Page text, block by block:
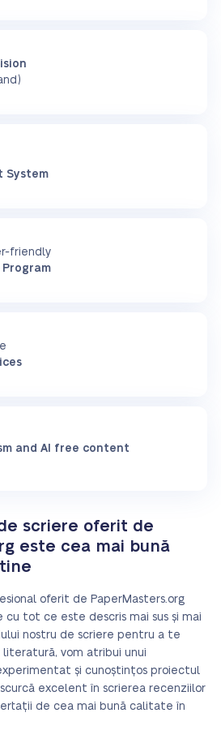
System
friendly
and AI free content
scriere oferit de
este cea mai bună
oferit de PaperMasters.org
tot ce este descris mai sus și mai
nostru de scriere pentru a te
vom atribui unui
și cunoștințos proiectul
excelent în scrierea recenziilor
de cea mai bună calitate în